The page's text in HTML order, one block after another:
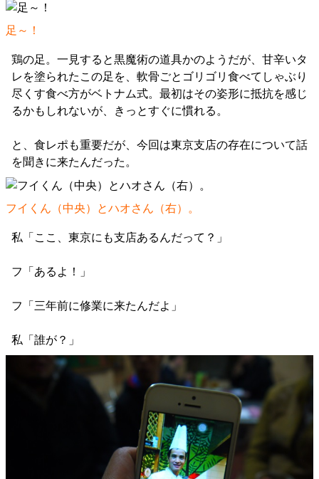
足～！
鶏の足。一見すると黒魔術の道具かのようだが、甘辛いタ
レを塗られたこの足を、軟骨ごとゴリゴリ食べてしゃぶり
尽くす食べ方がベトナム式。最初はその姿形に抵抗を感じ
るかもしれないが、きっとすぐに慣れる。
と、食レポも重要だが、今回は東京支店の存在について話
を聞きに来たんだった。
フイくん（中央）とハオさん（右）。
私「ここ、東京にも支店あるんだって？」
フ「あるよ！」
フ「三年前に修業に来たんだよ」
私「誰が？」